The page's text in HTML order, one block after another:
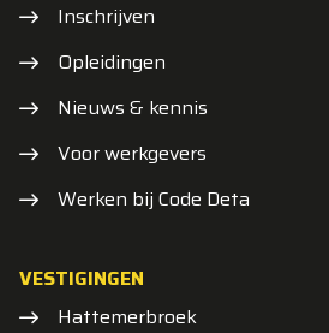
Inschrijven
Opleidingen
Nieuws & kennis
Voor werkgevers
Werken bij Code Deta
VESTIGINGEN
Hattemerbroek